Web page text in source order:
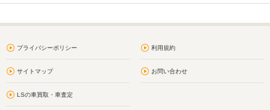
プライバシーポリシー 利用規約
サイトマップ お問い合わせ
LSの車買取・車査定